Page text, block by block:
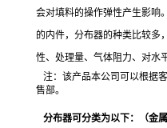
会对填料的操作弹性产生影响
的内件，分布器的种类比较多
性、处理量、气体阻力、对水
注：该产品本公司可以根据
售部。
分布器可分类为以下：（金